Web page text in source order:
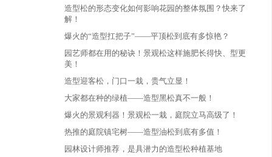
造型松的形态变化如何影响花园的整体氛围？快来了
解！
爆火的“造型扛把子”——平顶松到底有多惊艳？
园艺师都在用的秘诀！景观松这样施肥长得快、型更
美！
造型迎客松，门口一栽，贵气立显！
大家都在种的绿植——造型黑松真不一般！
爆火的景观利器！景观松一栽，庭院立马高级了！
热推的庭院镇宅树——造型油松到底有多值！
园林设计师推荐，是具潜力的造型松种植基地